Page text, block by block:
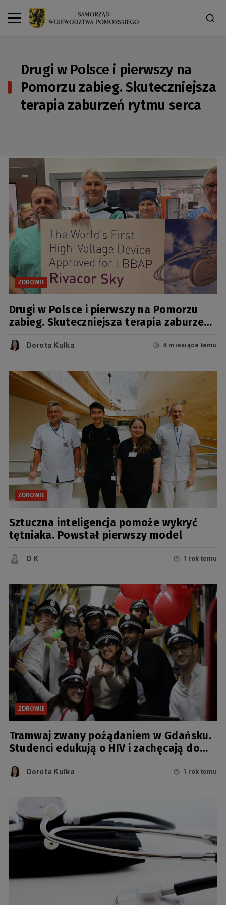
Drugi w Polsce i pierwszy na
Pomorzu zabieg. Skuteczniejsza
terapia zaburzeń rytmu serca
ZDROWIE
Drugi w Polsce i pierwszy na Pomorzu
zabieg. Skuteczniejsza terapia zaburzeń
Dorota Kulka 4 miesiące temu
ZDROWIE
Sztuczna inteligencja pomoże wykryć
tętniaka. Powstał pierwszy model
D K 1 rok temu
ZDROWIE
Tramwaj zwany pożądaniem w Gdańsku.
Studenci edukują o HIV i zachęcają do
Dorota Kulka 1 rok temu